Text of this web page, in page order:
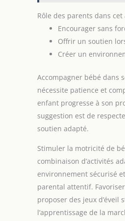
Rôle des parents dans
Encourager sans
Offrir un soutien
Créer un
Accompagner bébé dans
nécessite patience et
enfant progresse à son
suggestion est de
soutien adapté.
Stimuler la motricité de
combinaison d’activités
environnement sécurisé
parental attentif.
proposer des jeux
l’apprentissage de la